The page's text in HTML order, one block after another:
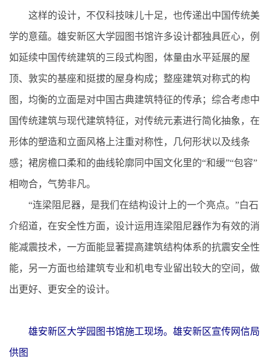
这样的设计，不仅科技味儿十足，也传递出中国传统美
学的意蕴。雄安新区大学园图书馆许多设计都独具匠心，例
如延续中国传统建筑的三段式构图，体量由水平延展的屋
顶、敦实的基座和挺拔的屋身构成；整座建筑对称式的构
图，均衡的立面是对中国古典建筑特征的传承；综合考虑中
国传统建筑与现代建筑特征，对传统元素进行简化抽象，在
形体的塑造和立面风格上注重对称性，几何形状以及线条
感；裙房檐口柔和的曲线轮廓同中国文化里的“和缓”“包容”
相吻合，气势非凡。
“连梁阻尼器，是我们在结构设计上的一个亮点。”白石
介绍道，在安全性方面，设计运用连梁阻尼器作为有效的消
能减震技术，一方面能显著提高建筑结构体系的抗震安全性
能，另一方面也给建筑专业和机电专业留出较大的空间，做
出更好、更安全的设计。
雄安新区大学园图书馆施工现场。雄安新区宣传网信局
供图